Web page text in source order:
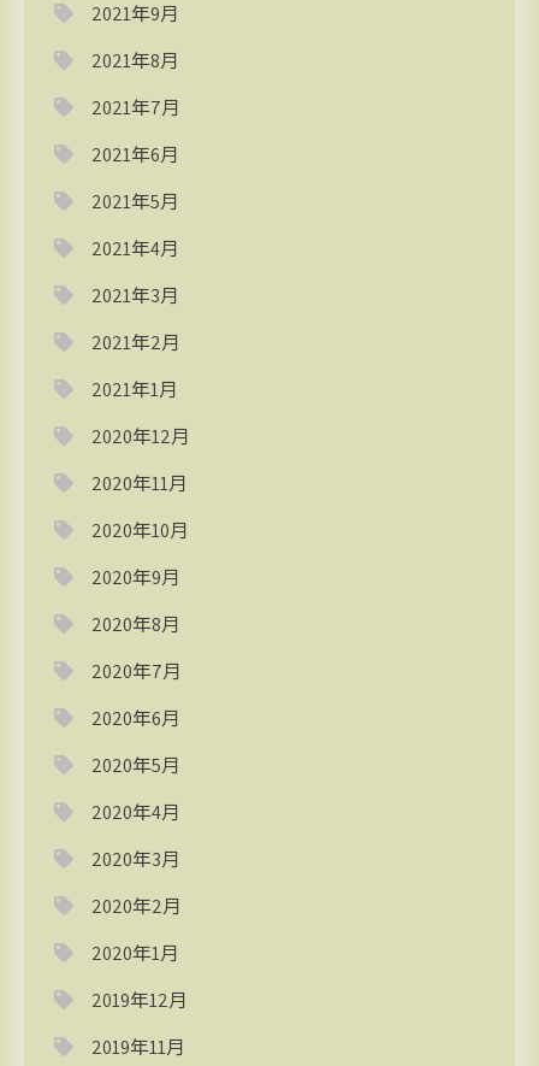
2021年9月
2021年8月
2021年7月
2021年6月
2021年5月
2021年4月
2021年3月
2021年2月
2021年1月
2020年12月
2020年11月
2020年10月
2020年9月
2020年8月
2020年7月
2020年6月
2020年5月
2020年4月
2020年3月
2020年2月
2020年1月
2019年12月
2019年11月